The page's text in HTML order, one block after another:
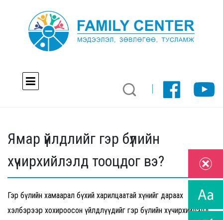
Ямар үйлдлийг гэр бүлийн
хүчирхийлэлд тооцдог вэ?
Гэр бүлийн хамаарал бүхий харилцаатай хүнийг дараах
хэлбэрээр хохироосон үйлдлүүдийг гэр бүлийн хүчирхийлэлд